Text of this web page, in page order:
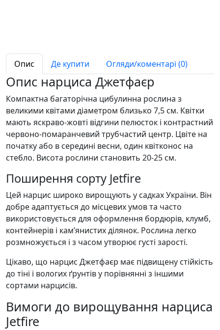
Опис Де купити Огляди/коментарі (0)
Опис нарциса Джетфаєр
Компактна багаторічна цибулинна рослина з
великими квітами діаметром близько 7,5 см. Квітки
мають яскраво-жовті відгини пелюсток і контрастний
червоно-помаранчевий трубчастий центр. Цвіте на
початку або в середині весни, один квітконос на
стебло. Висота рослини становить 20-25 см.
Поширення сорту Jetfire
Цей нарцис широко вирощують у садках України. Він
добре адаптується до місцевих умов та часто
використовується для оформлення бордюрів, клумб,
контейнерів і кам’янистих ділянок. Рослина легко
розмножується і з часом утворює густі зарості.
Цікаво, що нарцис Джетфаєр має підвищену стійкість
до тіні і вологих ґрунтів у порівнянні з іншими
сортами нарцисів.
Вимоги до вирощування нарциса
Jetfire